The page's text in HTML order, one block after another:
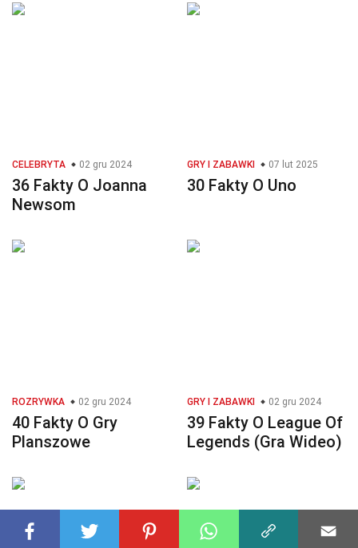
CELEBRYTA 02 gru 2024
36 Fakty O Joanna
Newsom
GRY I ZABAWKI 07 lut 2025
30 Fakty O Uno
ROZRYWKA 02 gru 2024
40 Fakty O Gry
Planszowe
GRY I ZABAWKI 02 gru 2024
39 Fakty O League Of
Legends (Gra Wideo)